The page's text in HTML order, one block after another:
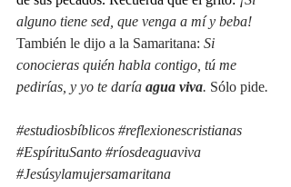
alguno tiene sed, que venga a mí y beba!
También le dijo a la Samaritana: Si
conocieras quién habla contigo, tú me
pedirías, y yo te daría agua viva. Sólo pide.
#estudiosbíblicos #reflexionescristianas
#EspírituSanto #ríosdeaguaviva
#Jesúsylamujersamaritana